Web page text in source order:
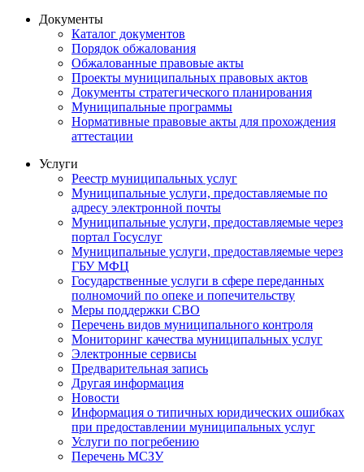
Документы
Каталог документов
Порядок обжалования
Обжалованные правовые акты
Проекты муниципальных правовых актов
Документы стратегического планирования
Муниципальные программы
Нормативные правовые акты для прохождения
аттестации
Услуги
Реестр муниципальных услуг
Муниципальные услуги, предоставляемые по
адресу электронной почты
Муниципальные услуги, предоставляемые через
портал Госуслуг
Муниципальные услуги, предоставляемые через
ГБУ МФЦ
Государственные услуги в сфере переданных
полномочий по опеке и попечительству
Меры поддержки СВО
Перечень видов муниципального контроля
Мониторинг качества муниципальных услуг
Электронные сервисы
Предварительная запись
Другая информация
Новости
Информация о типичных юридических ошибках
при предоставлении муниципальных услуг
Услуги по погребению
Перечень МСЗУ